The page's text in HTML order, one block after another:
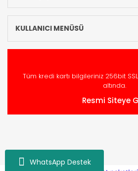
WhatsApp Destek
KULLANICI MENÜSÜ
Tüm kredi kartı bilgileriniz 256bit
altında.
Resmi Siteye